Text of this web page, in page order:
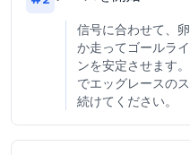
信号に合わせて、
か走ってゴールラ
ンを安定させます
でエッグレースの
続けてください。